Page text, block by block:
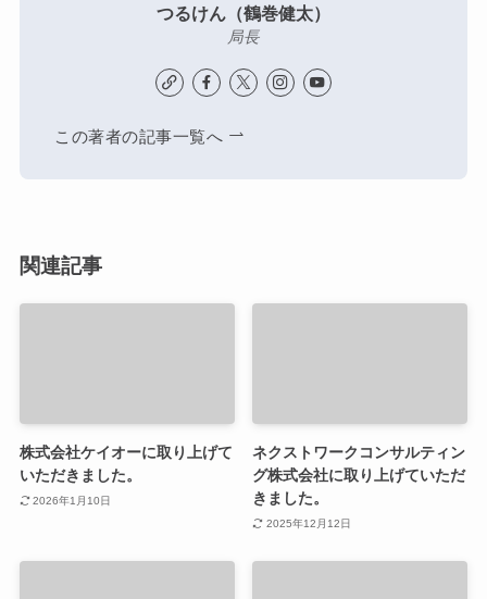
つるけん（鶴巻健太）
局長
この著者の記事一覧へ
関連記事
株式会社ケイオーに取り上げて
いただきました。
2026年1月10日
ネクストワークコンサルティン
グ株式会社に取り上げていただ
きました。
2025年12月12日